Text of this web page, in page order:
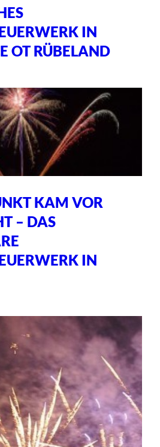
IN
OT RÜBELAND
KAM VOR
– DAS
IN